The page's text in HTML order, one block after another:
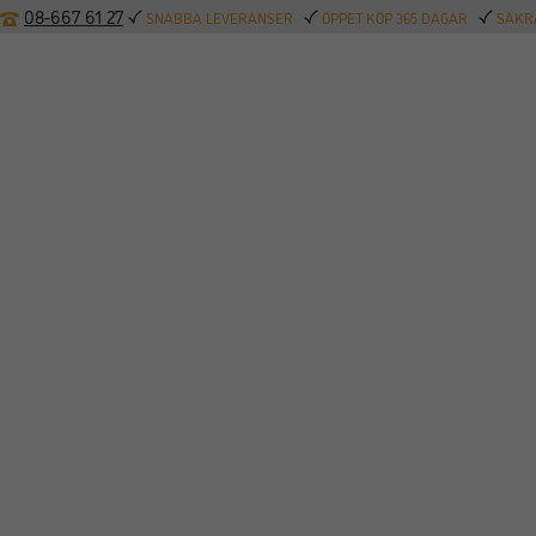
08-667 61 27 SNABBA LEVERANSER ÖPPET KÖP 365 DAGAR